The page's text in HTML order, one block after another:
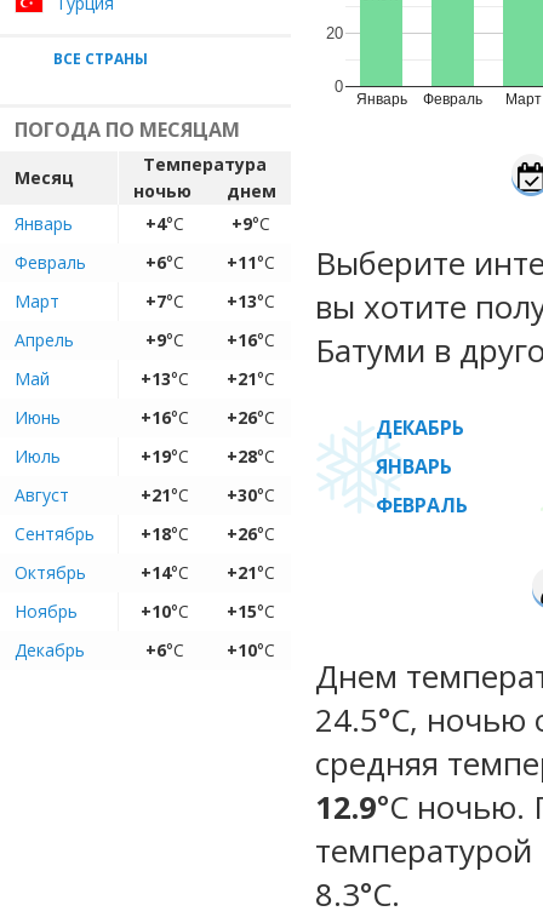
ВСЕ СТРАНЫ
ПОГОДА ПО МЕСЯЦАМ
Месяц
Температура
ночью
днем
Январь
+4°C +9°C
Февраль
+6°C +11°C
Март
+7°C +13°C
Апрель
+9°C +16°C
Май
+13°C +21°C
Июнь
+16°C +26°C
Июль
+19°C +28°C
Август
+21°C +30°C
Сентябрь
+18°C +26°C
Октябрь
+14°C +21°C
Ноябрь
+10°C +15°C
Декабрь
+6°C +10°C
Январь Февраль Март
0
20
Выберите
вы хотите
Батуми в
ДЕКАБРЬ
ЯНВАРЬ
ФЕВРАЛЬ
Днем
24.5°C, ночью
средняя
12.9°C
температурой
8.3°С.